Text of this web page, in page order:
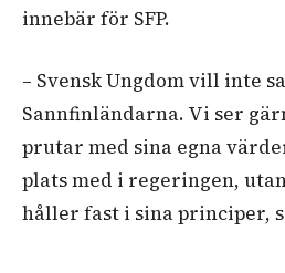
innebär för SFP.
– Svensk Ungdom vill inte
Sannfinländarna. Vi ser
prutar med sina egna
plats med i regeringen,
håller fast i sina principer,